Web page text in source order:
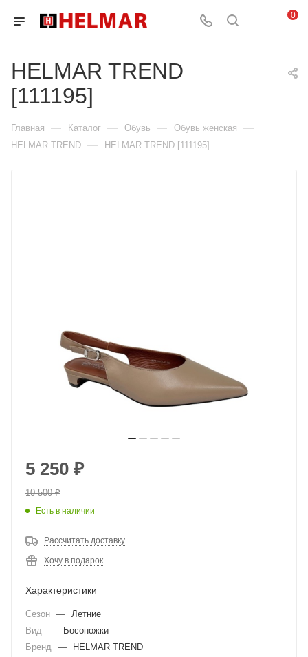
0
HELMAR TREND
[111195]
Главная — Каталог — Обувь — Обувь женская —
HELMAR TREND — HELMAR TREND [111195]
5 250 ₽
10 500₽
Есть в наличии
Рассчитать доставку
Хочу в подарок
Характеристики
Сезон —
Летние
Вид
—
Босоножки
Бренд
—
HELMAR TREND